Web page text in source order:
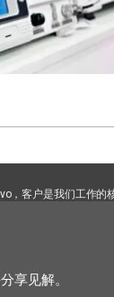
，客户是我们工作的
享见解。